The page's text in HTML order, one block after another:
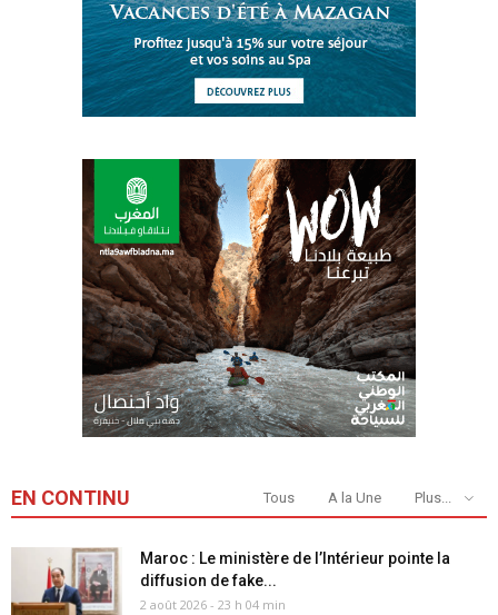
EN CONTINU Tous A la Une Plus...
Maroc : Le ministère de l’Intérieur pointe la
diffusion de fake...
2 août 2026 - 23 h 04 min